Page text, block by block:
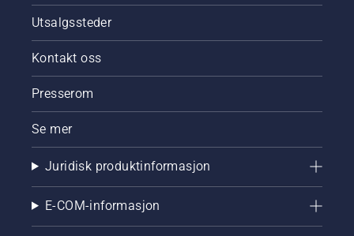
Utsalgssteder
Kontakt oss
Presserom
Se mer
Juridisk produktinformasjon
E-COM-informasjon